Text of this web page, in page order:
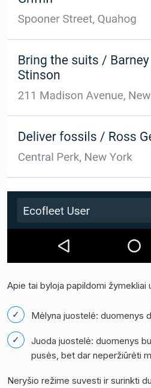
Apie tai byloja papildomi žymekliai
Mėlyna juostelė: duomenys
Juoda juostelė: duomenys
pusės, bet dar neperžiūrėti
Neryšio režime suvesti ir surinkti